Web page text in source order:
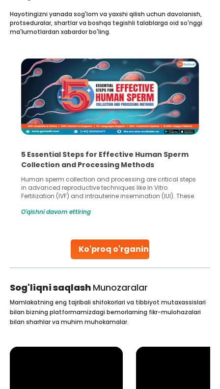
Ko'proq o'rganing
Hayotingizni yanada sog'lom va yaxshi qilish uchun davolanish,
protseduralar, shartlar va boshqa tegishli talablarga oid so'nggi
ma'lumotlardan xabardor bo'ling.
5 Essential Steps for Effective Human Sperm
Collection and Processing Methods
Human sperm collection and processing are critical steps
in advanced reproductive techniques like In Vitro
Fertilization (IVF) and intrauterine insemination (IUI). These
challenges and help couples achieve their dream of
collected, they process the
O'qishni davom ettiring
Sog'liqni saqlash Munozaralar
Mamlakatning eng tajribali shifokorlari va tibbiyot mutaxassislari
bilan bizning platformamizdagi bemorlarning fikr-mulohazalari
bilan sharhlar va muhim muhokamalar.